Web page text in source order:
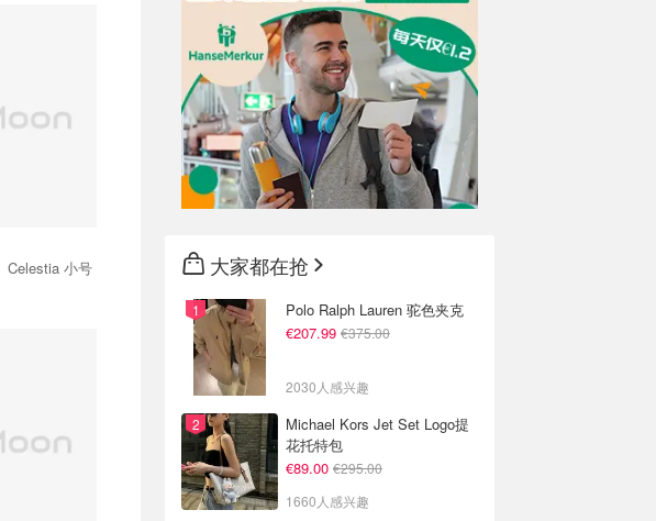
大家都在抢
Polo Ralph Lauren 驼色夹克
€207.99 €375.00
2030人感兴趣
Michael Kors Jet Set Logo提
花托特包
€89.00 €295.00
1660人感兴趣